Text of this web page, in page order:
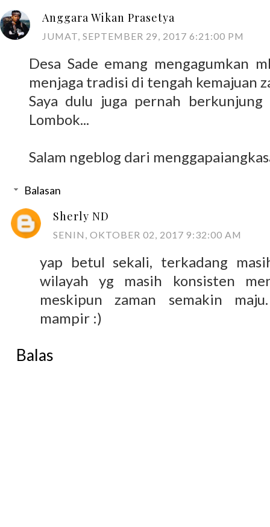
Anggara Wikan Prasetya
JUMAT, SEPTEMBER 29, 2017 6:21:00 PM
Desa Sade emang mengagumkan
menjaga tradisi di tengah kemajuan
Saya dulu juga pernah
Lombok...
Salam ngeblog dari
Balasan
Sherly ND
SENIN, OKTOBER 02, 2017 9:32:00 AM
yap betul sekali, terkadang
wilayah yg masih konsisten
meskipun zaman semakin
mampir :)
Balas